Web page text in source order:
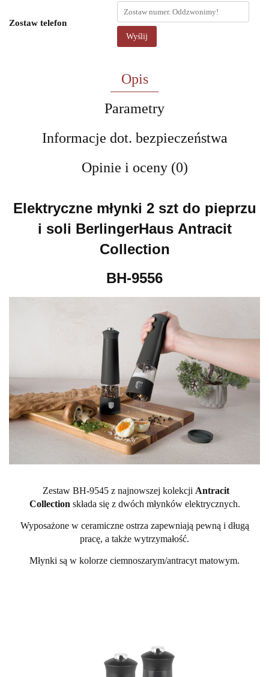
Zostaw telefon
Wyślij
Opis
Parametry
Informacje dot. bezpieczeństwa
Opinie i oceny (0)
Elektryczne młynki 2 szt do pieprzu
i soli BerlingerHaus Antracit
Collection
BH-9556
Zestaw BH-9545 z najnowszej kolekcji Antracit
Collection składa się z dwóch młynków elektrycznych.
Wyposażone w ceramiczne ostrza zapewniają pewną i długą
pracę, a także wytrzymałość.
Młynki są w kolorze ciemnoszarym/antracyt matowym.